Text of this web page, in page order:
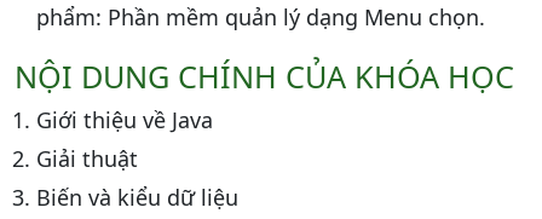
phẩm: Phần mềm quản lý dạng Menu chọn.
NỘI DUNG CHÍNH CỦA KHÓA HỌC
Giới thiệu về Java
Giải thuật
Biến và kiểu dữ liệu